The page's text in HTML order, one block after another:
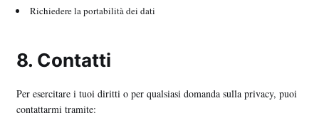
Richiedere la portabilità dei dati
8. Contatti
Per esercitare i tuoi diritti o per qualsiasi domanda sulla privacy, puoi
contattarmi tramite: